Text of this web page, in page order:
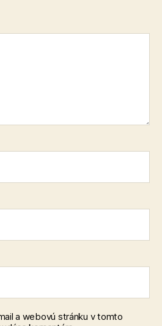
a webovú stránku v tomto